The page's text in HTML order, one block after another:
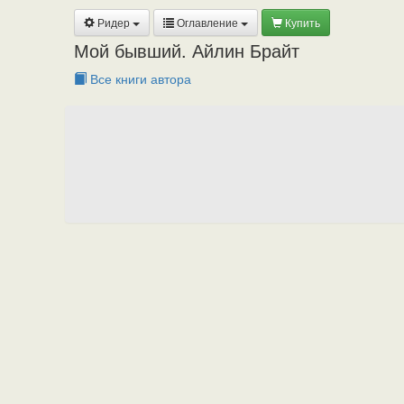
Ридер Оглавление Купить
Мой бывший. Айлин Брайт
Все книги автора